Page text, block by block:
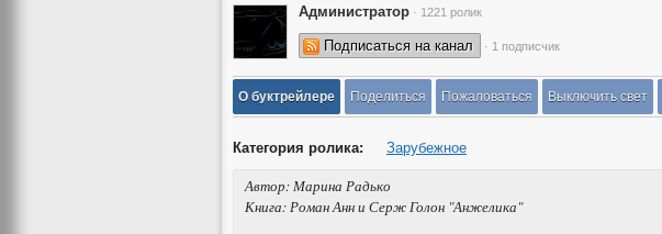
Администратор · 1221 ролик
Подписаться на канал · 1 подписчик
О буктрейлере Поделиться Пожаловаться Выключить свет
Категория ролика: Зарубежное
Автор: Марина Радько
Книга: Роман Анн и Серж Голон "Анжелика"